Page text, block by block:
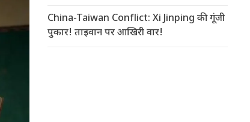
China-Taiwan Conflict: Xi Jinping की गूंजी
पुकार! ताइवान पर आखिरी वार!